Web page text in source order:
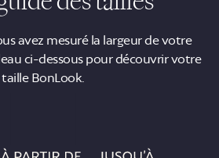
avez mesuré la largeur de votre
ci-dessous pour découvrir votre
taille BonLook.